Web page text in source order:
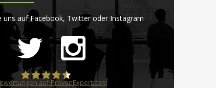
uns auf Facebook, Twitter oder Instagram
auf ProvenExpert.com